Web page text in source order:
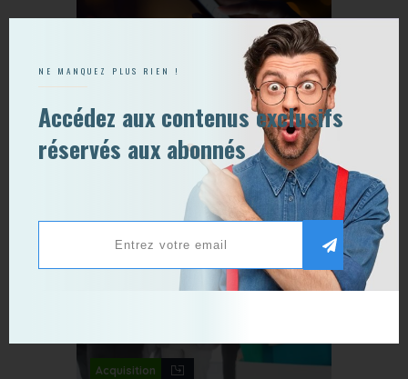
Acquisition
0
[Etude] Le commerce
mobile ne se limite plus au
seul e-commerce
Acquisition
NE MANQUEZ PLUS RIEN !
Accédez aux contenus exclusifs
réservés aux abonnés